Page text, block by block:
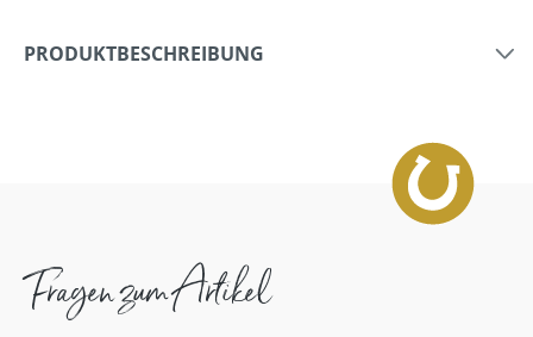
PRODUKTBESCHREIBUNG
Fragen zum Artikel